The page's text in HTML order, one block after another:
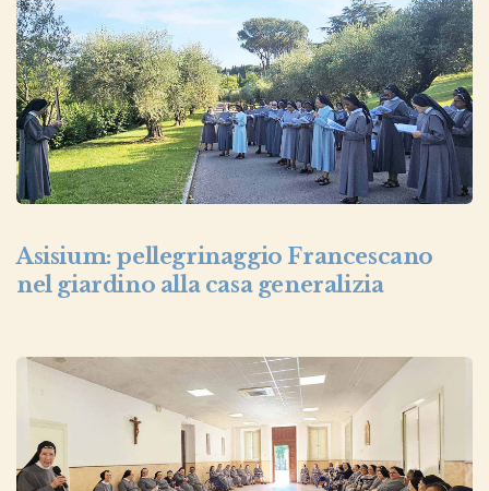
Asisium: pellegrinaggio Francescano
nel giardino alla casa generalizia